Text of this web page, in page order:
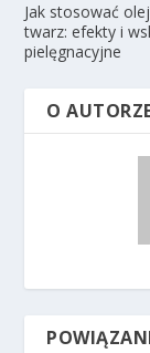
Jak stosować
twarz: efekty i
pielęgnacyjne
O